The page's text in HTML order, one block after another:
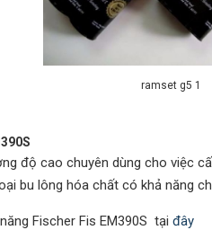
ramset g5 1
độ cao chuyên dùng cho việc
bu lông hóa chất có khả năng
Fischer Fis EM390S tại đây